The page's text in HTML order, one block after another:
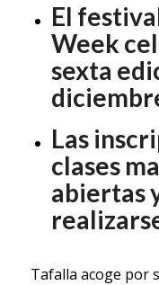
El
Week
sexta
Las
clases
abiertas
Tafalla acoge por